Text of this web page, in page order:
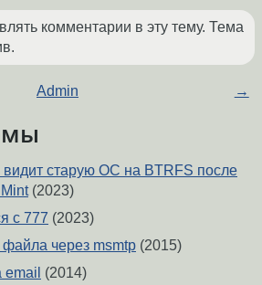
комментарии в эту тему. Тема
Admin →
видит старую ОС на BTRFS после
(2023)
с 777 (2023)
файла через msmtp (2015)
email (2014)